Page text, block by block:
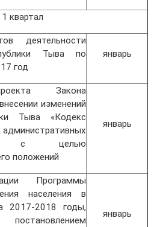
1 квартал
деятельности
Тыва по
год
январь
Закона
изменений
Тыва «Кодекс
с целью
положений
январь
Программы
населения в
2017-2018 годы,
январь